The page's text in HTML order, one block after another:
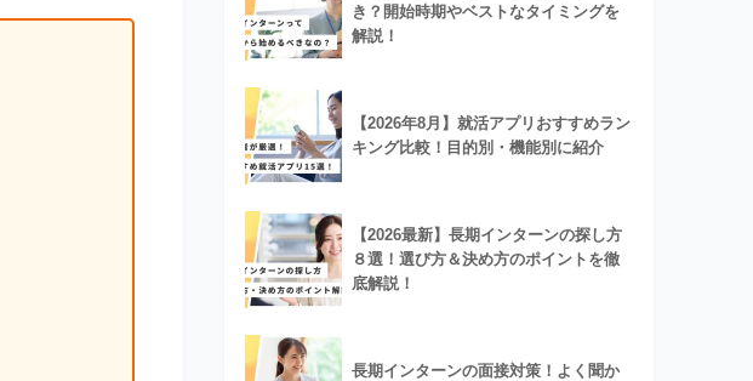
き？開始時期やベストなタイミングを
解説！
【2026年8月】就活アプリおすすめラン
キング比較！目的別・機能別に紹介
【2026最新】長期インターンの探し方
８選！選び方＆決め方のポイントを徹
底解説！
長期インターンの面接対策！よく聞か